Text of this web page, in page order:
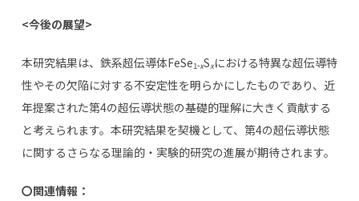
<今後の展望>
本研究結果は、鉄系超伝導体FeSe1-xSxにおける特異な超伝導特
性やその欠陥に対する不安定性を明らかにしたものであり、近
年提案された第4の超伝導状態の基礎的理解に大きく貢献する
と考えられます。本研究結果を契機として、第4の超伝導状態
に関するさらなる理論的・実験的研究の進展が期待されます。
〇関連情報：